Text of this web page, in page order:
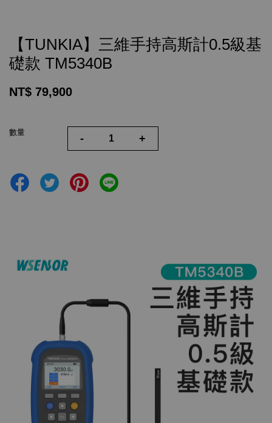
【TUNKIA】三維手持高斯計0.5級基
礎款 TM5340B
NT$ 79,900
數量
- +